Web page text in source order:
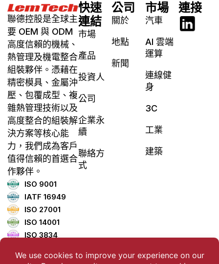
聯德控股是全球主
要 OEM 與 ODM
高度信賴的機械、
熱管理及機電整合
組裝夥伴。憑藉在
精密模具、金屬沖
壓、包覆成型、複
雜熱管理技術以及
高度整合的組裝解
決方案等核心能
力，我們成為客戶
值得信賴的首選合
作夥伴。
ISO 9001
IATF 16949
ISO 27001
ISO 14001
ISO 3834
ISO 5001
快速
連結
市場
產品
投資人
公司
企業永
續
聯絡方
式
公司
關於
地點
新聞
市場
汽車
AI 雲端
運算
連線健
身
3C
工業
建築
連接